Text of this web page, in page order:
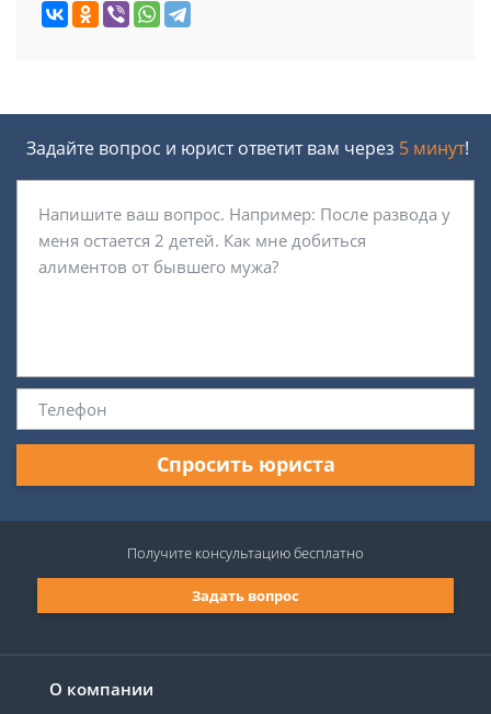
Задайте вопрос и юрист ответит вам через 5 минут!
Спросить юриста
О компании
Задать вопрос
Получите консультациюбесплатно